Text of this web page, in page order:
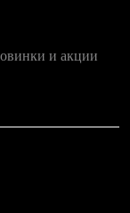
и акции